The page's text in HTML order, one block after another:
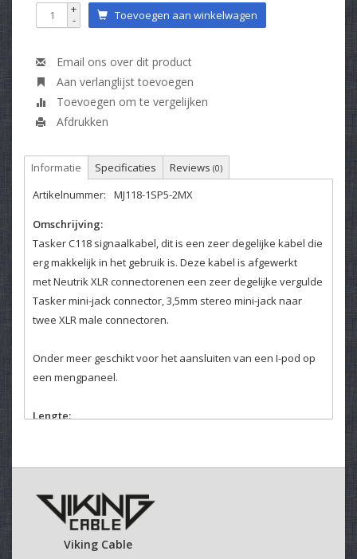
+
- Toevoegen aan winkelwagen
Email ons over dit product
Aan verlanglijst toevoegen
Toevoegen om te vergelijken
Afdrukken
Informatie Specificaties Reviews (0)
Artikelnummer: MJ118-1SP5-2MX
Omschrijving:
Tasker C118 signaalkabel, dit is een zeer degelijke kabel die
erg makkelijk in het gebruik is. Deze kabel is afgewerkt
met Neutrik XLR connectorenen een zeer degelijke vergulde
Tasker mini-jack connector, 3,5mm stereo mini-jack naar
twee XLR male connectoren.
Onder meer geschikt voor het aansluiten van een I-pod op
een mengpaneel.
Lengte:
willen bestellen neem dan contact op met onze
klantenservice. Daar helpen wij u graag verder.
Velcro kabelbinder:
Selecteer hierboven of u een kabelbinder bij uw kabel
Viking Cable